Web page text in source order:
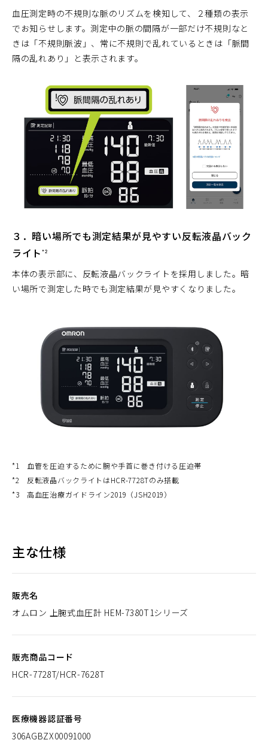
血圧測定時の不規則な脈のリズムを検知して、２種類の表示
でお知らせします。測定中の脈の間隔が一部だけ不規則なと
きは「不規則脈波」、常に不規則で乱れているときは「脈間
隔の乱れあり」と表示されます。
３．暗い場所でも測定結果が見やすい反転液晶バック
ライト*2
本体の表示部に、反転液晶バックライトを採用しました。暗
い場所で測定した時でも測定結果が見やすくなりました。
*1
血管を圧迫するために腕や手首に巻き付ける圧迫帯
*2
反転液晶バックライトはHCR-7728Tのみ搭載
*3
高血圧治療ガイドライン2019（JSH2019）
主な仕様
販売名
オムロン 上腕式血圧計 HEM-7380T1シリーズ
販売商品コード
HCR-7728T/HCR-7628T
医療機器認証番号
306AGBZX00091000